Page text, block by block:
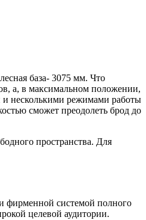
база- 3075 мм. Что
а, в максимальном положении,
и несколькими режимами работы
сможет преодолеть брод до
пространства. Для
фирменной системой полного
целевой аудитории.